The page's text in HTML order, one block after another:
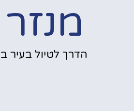
הדרך לטיול בעיר